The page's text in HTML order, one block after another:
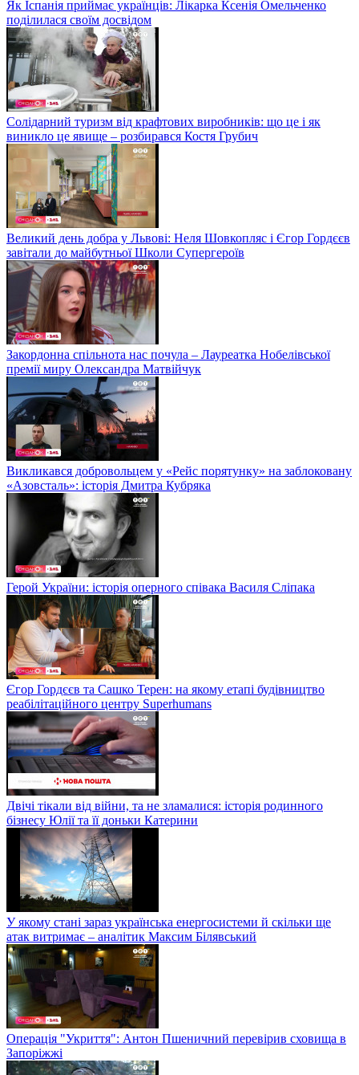
Як Іспанія приймає українців: Лікарка Ксенія Омельченко
поділилася своїм досвідом
Солідарний туризм від крафтових виробників: що це і як
виникло це явище – розбирався Костя Грубич
Великий день добра у Львові: Неля Шовкопляс і Єгор Гордєєв
завітали до майбутньої Школи Супергероїв
Закордонна спільнота нас почула – Лауреатка Нобелівської
премії миру Олександра Матвійчук
Викликався добровольцем у «Рейс порятунку» на заблоковану
«Азовсталь»: історія Дмитра Кубряка
Герой України: історія оперного співака Василя Сліпака
Єгор Гордєєв та Сашко Терен: на якому етапі будівництво
реабілітаційного центру Superhumans
Двічі тікали від війни, та не зламалися: історія родинного
бізнесу Юлії та її доньки Катерини
У якому стані зараз українська енергосистеми й скільки ще
атак витримає – аналітик Максим Білявський
Операція "Укриття": Антон Пшеничний перевірив сховища в
Запоріжжі